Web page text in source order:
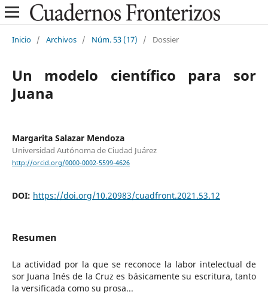
Inicio / Archivos / Núm. 53 (17) / Dossier
Un modelo científico para sor
Juana
Margarita Salazar Mendoza
Universidad Autónoma de Ciudad Juárez
http://orcid.org/0000-0002-5599-4626
DOI: https://doi.org/10.20983/cuadfront.2021.53.12
Resumen
La actividad por la que se reconoce la labor intelectual de
sor Juana Inés de la Cruz es básicamente su escritura, tanto
la versificada como su prosa...